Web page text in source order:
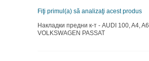
Fiţi primul(a) să analizaţi acest produs
Накладки предни к-т - AUDI 100, A4, A6,
VOLKSWAGEN PASSAT